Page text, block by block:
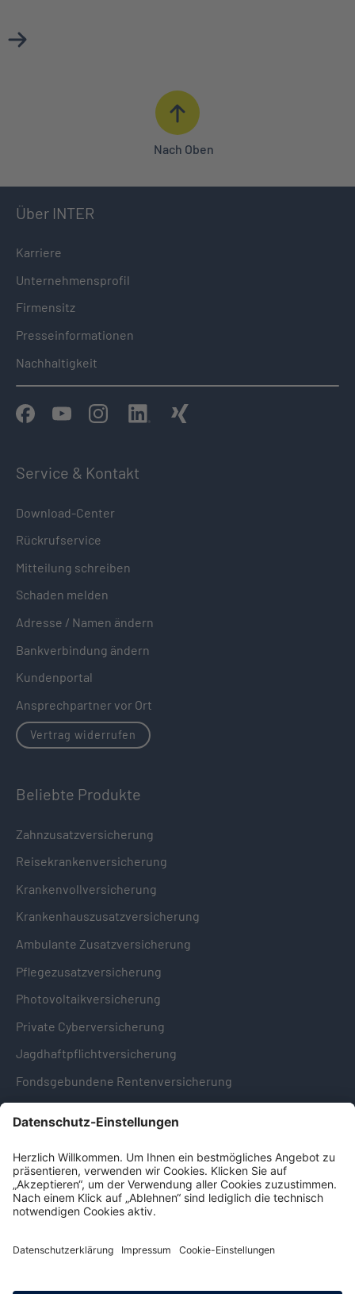
Mehr über Elektronikversicherung für Mediziner erfahren
Nach Oben
Über INTER
Karriere
Unternehmensprofil
Firmensitz
Presseinformationen
Nachhaltigkeit
Service & Kontakt
Download-Center
Rückrufservice
Mitteilung schreiben
Schaden melden
Adresse / Namen ändern
Bankverbindung ändern
Kundenportal
Ansprechpartner vor Ort
Vertrag widerrufen
Beliebte Produkte
Zahnzusatzversicherung
Reisekrankenversicherung
Krankenvollversicherung
Krankenhauszusatzversicherung
Ambulante Zusatzversicherung
Pflegezusatzversicherung
Photovoltaikversicherung
Private Cyberversicherung
Jagdhaftpflichtversicherung
Fondsgebundene Rentenversicherung
Hinweise & Informationen
Impressum
Datenschutz
Hinweisgebersystem -